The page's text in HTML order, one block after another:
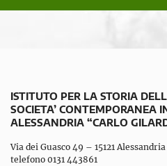
ISTITUTO PER LA STORIA
SOCIETA’ CONTEMPORANEA
ALESSANDRIA “CARLO
Via dei Guasco 49 – 15121 Alessandria
telefono 0131 443861